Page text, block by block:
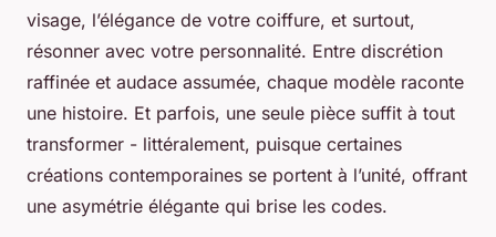
visage, l’élégance de votre coiffure, et surtout,
résonner avec votre personnalité. Entre discrétion
raffinée et audace assumée, chaque modèle raconte
une histoire. Et parfois, une seule pièce suffit à tout
transformer - littéralement, puisque certaines
créations contemporaines se portent à l’unité, offrant
une asymétrie élégante qui brise les codes.